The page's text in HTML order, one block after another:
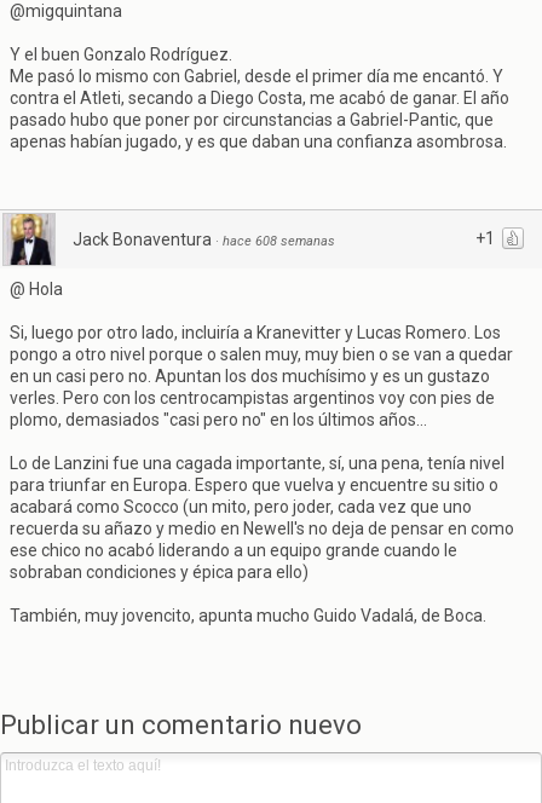
@migquintana
Y el buen Gonzalo Rodríguez.
Me pasó lo mismo con Gabriel, desde el primer día me encantó. Y
contra el Atleti, secando a Diego Costa, me acabó de ganar. El año
pasado hubo que poner por circunstancias a Gabriel-Pantic, que
apenas habían jugado, y es que daban una confianza asombrosa.
+1
Jack Bonaventura · hace 608 semanas
@ Hola
Si, luego por otro lado, incluiría a Kranevitter y Lucas Romero. Los
pongo a otro nivel porque o salen muy, muy bien o se van a quedar
en un casi pero no. Apuntan los dos muchísimo y es un gustazo
verles. Pero con los centrocampistas argentinos voy con pies de
plomo, demasiados "casi pero no" en los últimos años...
Lo de Lanzini fue una cagada importante, sí, una pena, tenía nivel
para triunfar en Europa. Espero que vuelva y encuentre su sitio o
acabará como Scocco (un mito, pero joder, cada vez que uno
recuerda su añazo y medio en Newell's no deja de pensar en como
ese chico no acabó liderando a un equipo grande cuando le
sobraban condiciones y épica para ello)
También, muy jovencito, apunta mucho Guido Vadalá, de Boca.
Publicar un comentario nuevo